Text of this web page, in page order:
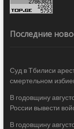
Последние
Суд в Тбилиси
смертельном
В годовщину
России вывести
В годовщину